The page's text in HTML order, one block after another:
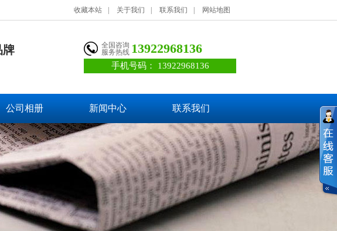
收藏本站 关于我们 联系我们 网站地图
牌
全国咨询
服务热线 13922968136
手机号码： 13922968136
公司相册 新闻中心 联系我们